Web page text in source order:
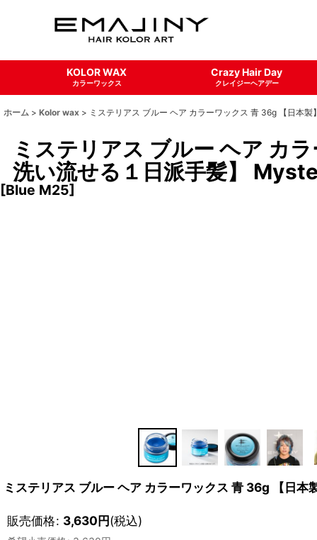
KOLOR WAX
カラーワックス
Crazy Hair Day
クレイジーヘアデー
ホーム > Kolor wax > ミステリアス ブルー ヘア カラーワックス 青 36g 【日本
ミステリアス ブルー ヘア カ
洗い流せる１日派手髪】
[Blue M25]
ミステリアス ブルー ヘア カラーワックス 青 36g 【日
販売価格: 3,630円(税込)